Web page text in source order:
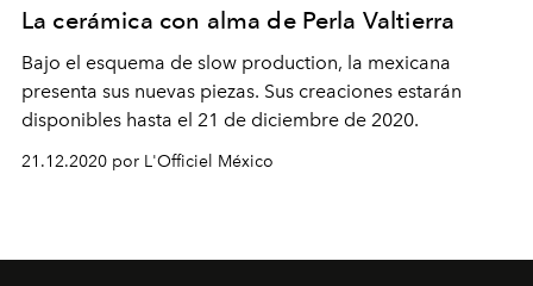
La cerámica con alma de Perla Valtierra
Bajo el esquema de slow production, la mexicana
presenta sus nuevas piezas. Sus creaciones estarán
disponibles hasta el 21 de diciembre de 2020.
21.12.2020 por L'Officiel México